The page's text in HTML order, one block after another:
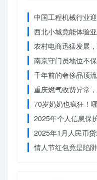
中国工程机械行业
西北小城竟能体验
农村电商迅猛发展
南京守门员地位不
千年前的奢侈品顶
重庆燃气收费异常
70岁奶奶也疯狂！
2025年个人信息保
2025年1月人民币
情人节红包竟是陷